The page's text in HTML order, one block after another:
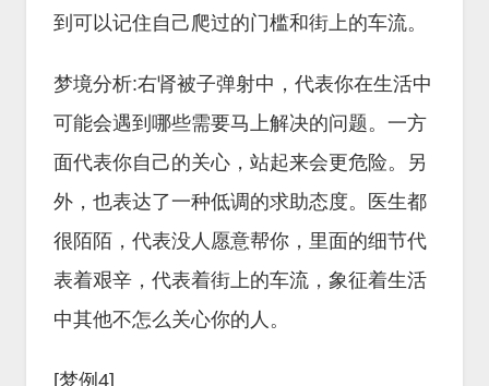
到可以记住自己爬过的门槛和街上的车流。
梦境分析:右肾被子弹射中，代表你在生活中
可能会遇到哪些需要马上解决的问题。一方
面代表你自己的关心，站起来会更危险。另
外，也表达了一种低调的求助态度。医生都
很陌陌，代表没人愿意帮你，里面的细节代
表着艰辛，代表着街上的车流，象征着生活
中其他不怎么关心你的人。
[梦例4]